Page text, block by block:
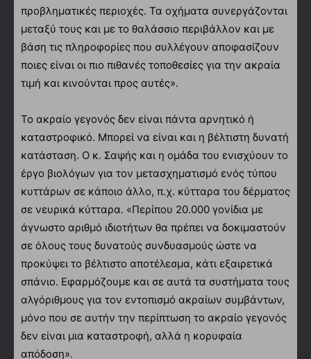
προβληματικές περιοχές. Τα οχήματα συνεργάζονται
μεταξύ τους και με το θαλάσσιο περιβάλλον και με
βάση τις πληροφορίες που συλλέγουν αποφασίζουν
ποιες είναι οι πιο πιθανές τοποθεσίες για την ακραία
τιμή και κινούνται προς αυτές».
Το ακραίο γεγονός δεν είναι πάντα αρνητικό ή
καταστροφικό. Μπορεί να είναι και η βέλτιστη δυνατή
κατάσταση. Ο κ. Σαψής και η ομάδα του ενισχύουν το
έργο βιολόγων για τον μετασχηματισμό ενός τύπου
κυττάρων σε κάποιο άλλο, π.χ. κύτταρα του δέρματος
σε νευρικά κύτταρα. «Περίπου 20.000 γονίδια με
άγνωστο αριθμό ιδιοτήτων θα πρέπει να δοκιμαστούν
σε όλους τους δυνατούς συνδυασμούς ώστε να
προκύψει το βέλτιστο αποτέλεσμα, κάτι εξαιρετικά
σπάνιο. Εφαρμόζουμε και σε αυτά τα συστήματα τους
αλγόριθμους για τον εντοπισμό ακραίων συμβάντων,
μόνο που σε αυτήν την περίπτωση το ακραίο γεγονός
δεν είναι μια καταστροφή, αλλά η κορυφαία
απόδοση».